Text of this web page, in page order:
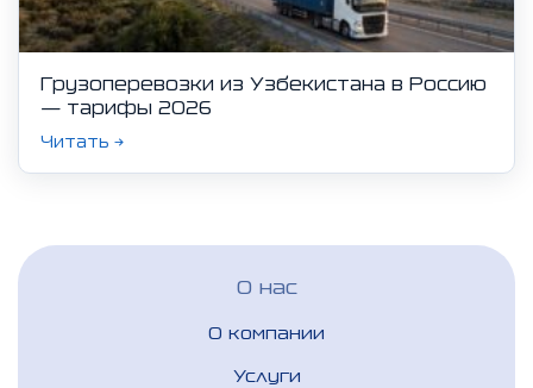
Грузоперевозки из Узбекистана в Россию
— тарифы 2026
Читать →
О нас
О компании
Услуги